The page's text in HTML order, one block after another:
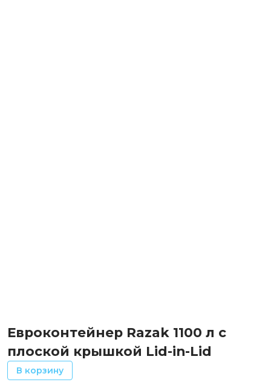
Евроконтейнер Razak 1100 л с
плоской крышкой Lid-in-Lid
В корзину